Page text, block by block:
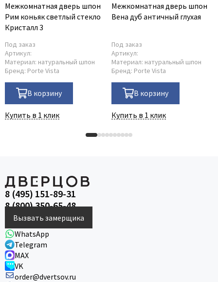
Межкомнатная дверь шпон
Рим коньяк светлый стекло
Кристалл 3
Под заказ
Артикул:
Материал: натуральный шпон
Бренд: Porte Vista
В корзину
Купить в 1 клик
Межкомнатная дверь шпон
Вена дуб античный глухая
Под заказ
Артикул:
Материал: натуральный шпон
Бренд: Porte Vista
В корзину
Купить в 1 клик
8 (495) 151-89-31
8 (800) 350-65-48
Вызвать замерщика
WhatsApp
Telegram
MAX
VK
order@dvertsov.ru